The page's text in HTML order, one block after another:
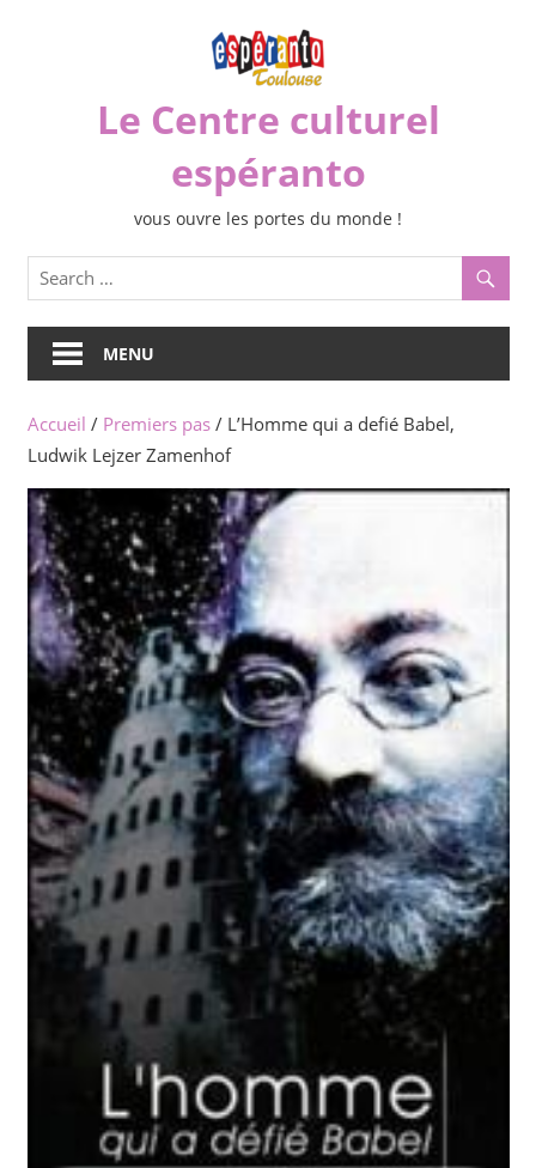
Le Centre culturel
espéranto
vous ouvre les portes du monde !
MENU
Accueil / Premiers pas/ L’Homme qui a defié Babel,
Ludwik Lejzer Zamenhof